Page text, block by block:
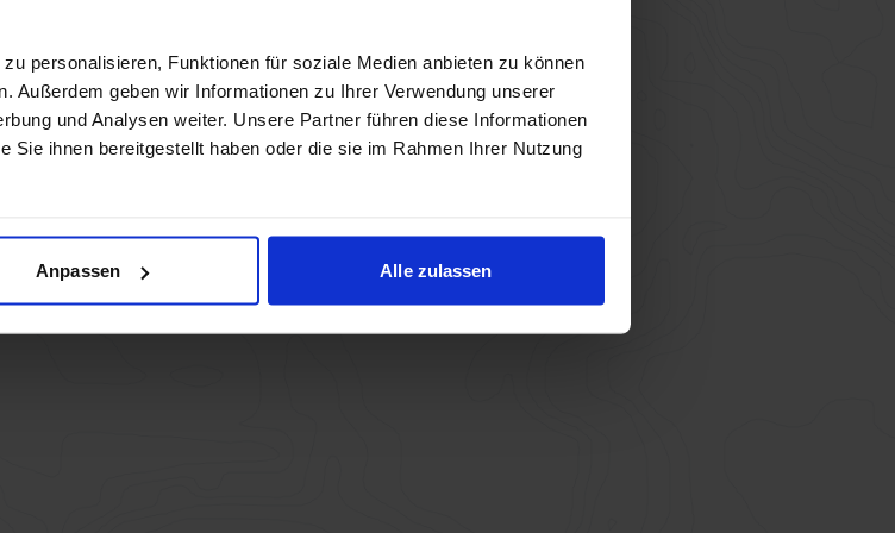
personalisieren, Funktionen für soziale Medien anbieten zu können
Außerdem geben wir Informationen zu Ihrer Verwendung unserer
und Analysen weiter. Unsere Partner führen diese Informationen
Sie ihnen bereitgestellt haben oder die sie im Rahmen Ihrer Nutzung
Anpassen Alle zulassen